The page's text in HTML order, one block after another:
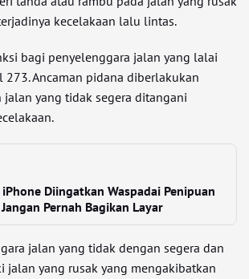
kecelakaan lalu lintas.
bagi penyelenggara jalan yang lalai
273. Ancaman pidana diberlakukan
jalan yang tidak segera ditangani
Diingatkan Waspadai Penipuan
Pernah Bagikan Layar
jalan yang tidak dengan segera dan
jalan yang rusak yang mengakibatkan